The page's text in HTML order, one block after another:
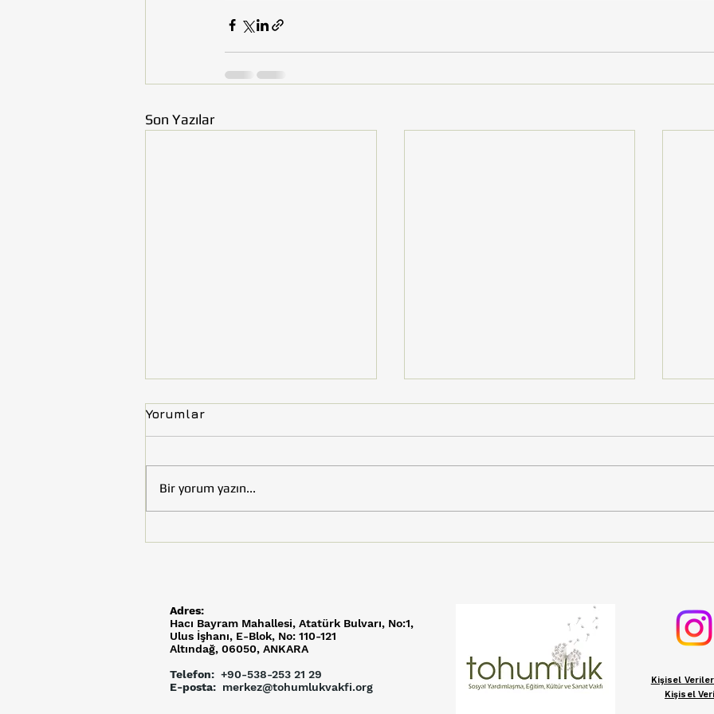
Son Yazılar
Kütüphaneler İçin Satın
Alındı
Yorumlar
Bir yorum yazın...
Adres:
Hacı Bayram Mahallesi, Atatürk Bulvarı, No:1,
Ulus İşhanı, E-Blok, No: 110-121
Altındağ, 06050, ANKARA
Telefon: +90-538-253 21 29
E-posta: merkez@tohumlukvakfi.org
Kişisel
Kişisel